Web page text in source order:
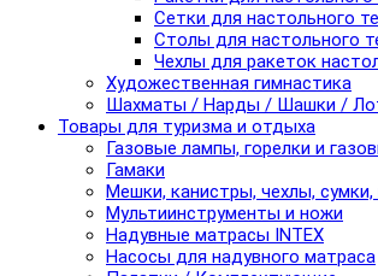
Сетки для настольного
Столы для настольного
Чехлы для ракеток
Художественная гимнастика
Шахматы / Нарды / Шашки /
Товары для туризма и отдыха
Газовые лампы, горелки и
Гамаки
Мешки, канистры, чехлы,
Мультиинструменты и ножи
Надувные матрасы INTEX
Насосы для надувного матраса